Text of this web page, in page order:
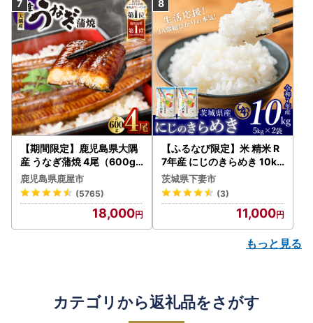
【期間限定】鹿児島県大隅
産 うなぎ蒲焼 4尾（600g
） KN007-004-04-cp18
うなぎ 鰻 魚 惣菜 総菜
鹿児島県鹿屋市
(5765)
18,000
【ふるなび限定】米 精米 R
7年産 にじのきらめき 10kg
10月 FN-Limited-PR
茨城県下妻市
(3)
11,000
もっと見る
カテゴリから返礼品をさがす